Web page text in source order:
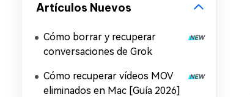
Artículos Nuevos
Cómo borrar y recuperar
conversaciones de Grok
Cómo recuperar vídeos MOV
eliminados en Mac [Guía 2026]